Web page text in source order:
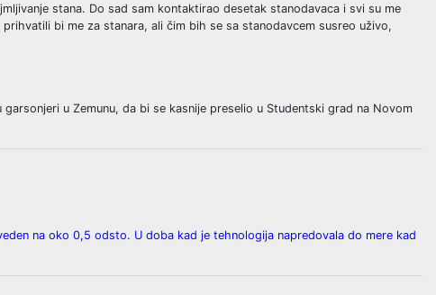
stana. Do sad sam kontaktirao desetak stanodavaca i svi su me
bi me za stanara, ali čim bih se sa stanodavcem susreo uživo,
u Zemunu, da bi se kasnije preselio u Studentski grad na Novom
na oko 0,5 odsto. U doba kad je tehnologija napredovala do mere kad